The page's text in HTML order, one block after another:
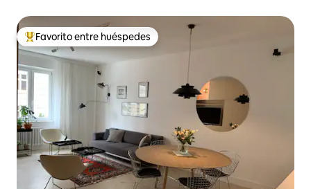
Favorito entre huéspedes preferido
Favorito entre huéspedes